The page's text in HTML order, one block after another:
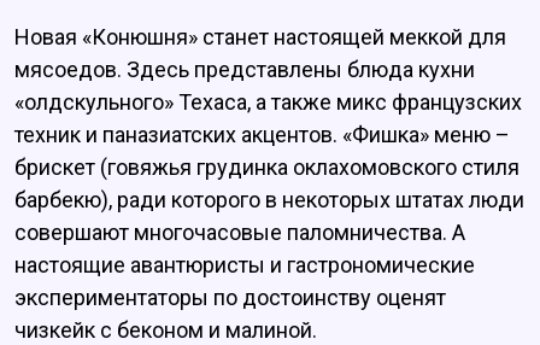
Новая «Конюшня» станет настоящей меккой для
мясоедов. Здесь представлены блюда кухни
«олдскульного» Техаса, а также микс французских
техник и паназиатских акцентов. «Фишка» меню –
брискет (говяжья грудинка оклахомовского стиля
барбекю), ради которого в некоторых штатах люди
совершают многочасовые паломничества. А
настоящие авантюристы и гастрономические
экспериментаторы по достоинству оценят
чизкейк с беконом и малиной.